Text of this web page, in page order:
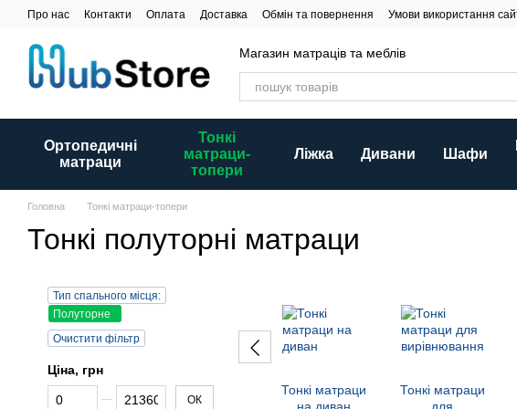
Перейти до основного контенту
Про нас Контакти Оплата Доставка Обмін та повернення Умови використання
Магазин матраців та меблів
Ортопедичні
матраци
Тонкі
матраци-
топери
Ліжка Дивани Шафи
Головна Тонкі матраци-топери
Тонкі полуторні матраци
Тонкі матраци
Тонкі матраци
Тип спального місця:
Полуторне
Очистити фільтр
Ціна, грн
Від Ціна, грн
До Ціна, грн ОК